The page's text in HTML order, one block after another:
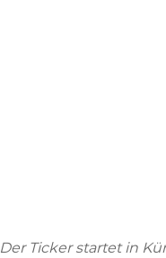
Der Ticker startet in